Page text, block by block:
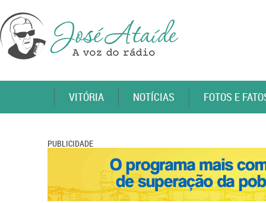
VITÓRIA NOTÍCIAS FOTOS E
PUBLICIDADE